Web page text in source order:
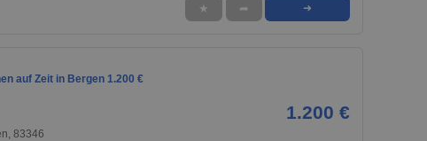
★ ➦ ➜
auf Zeit in Bergen 1.200 €
1.200 €
83346